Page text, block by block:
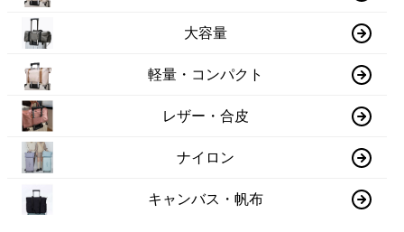
大容量
軽量・コンパクト
レザー・合皮
ナイロン
キャンバス・帆布